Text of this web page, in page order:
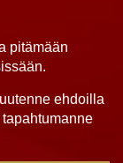
pitämään
ehdoilla